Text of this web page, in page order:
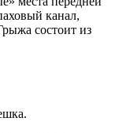
канал,
состоит из